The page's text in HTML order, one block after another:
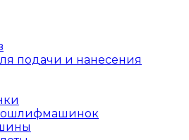
подачи и нанесения